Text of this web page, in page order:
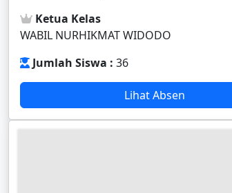
Ketua Kelas
WABIL NURHIKMAT WIDODO
Jumlah Siswa : 36
Lihat Absen